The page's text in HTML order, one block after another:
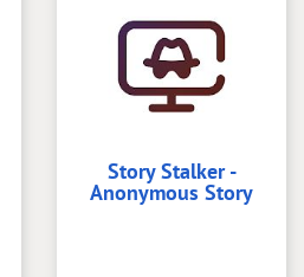
Story Stalker -
Anonymous Story